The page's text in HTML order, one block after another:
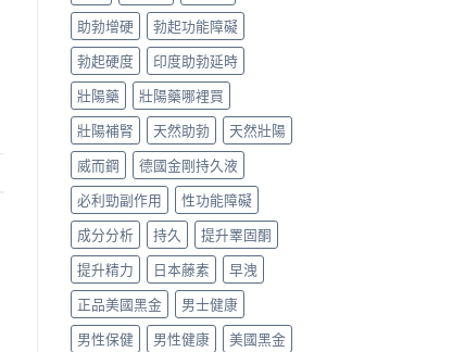
助勃增硬
勃起功能障礙
勃起硬度
印度助勃延時
壯陽藥
壯陽藥哪裡買
壯陽補腎
天然助勃
天然壯陽
威而鋼
德國金剛持久液
必利勁副作用
性功能障礙
成分分析
持久
提升睪固酮
提升精力
日本藤素
早洩
正品美國黑金
男士健康
男性保健
男性健康
美國黑金